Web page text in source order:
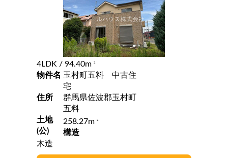
4LDK / 94.40m 2
物件名 玉村町五料 中古住
宅
住所
群馬県佐波郡玉村町
五料
土地
(公)
258.27m 2
構造
木造